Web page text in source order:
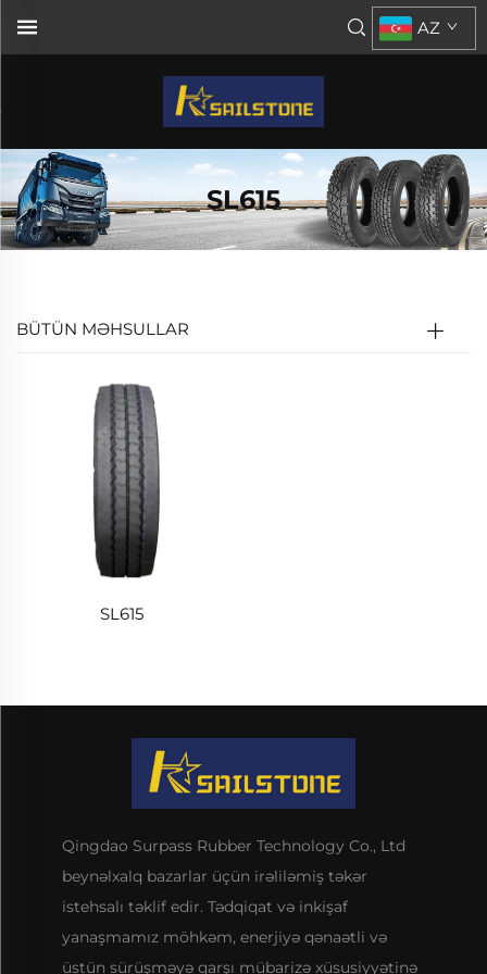
AZ
SL615
BÜTÜN MƏHSULLAR
SL615
Qingdao Surpass Rubber Technology Co., Ltd
beynəlxalq bazarlar üçün irəliləmiş təkər
istehsalı təklif edir. Tədqiqat və inkişaf
yanaşmamız möhkəm, enerjiyə qənaətli və
üstün sürüşməyə qarşı mübarizə xüsusiyyətinə